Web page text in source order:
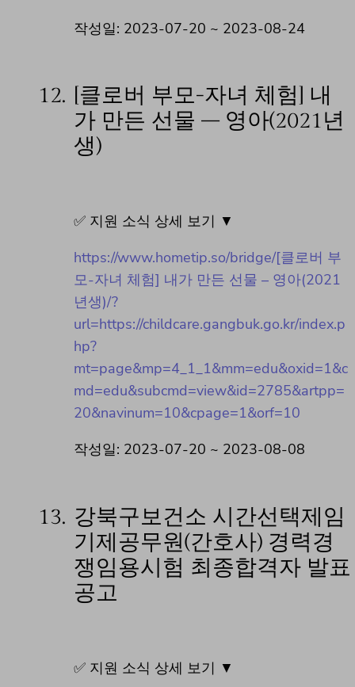
작성일: 2023-07-20 ~ 2023-08-24
12.
[클로버 부모-자녀 체험] 내
가 만든 선물 – 영아(2021년
생)
✅ 지원 소식 상세 보기 ▼
https://www.hometip.so/bridge/[클로버 부
모-자녀 체험] 내가 만든 선물 – 영아(2021
년생)/?
url=https://childcare.gangbuk.go.kr/index.p
hp?
mt=page&mp=4_1_1&mm=edu&oxid=1&c
md=edu&subcmd=view&id=2785&artpp=
20&navinum=10&cpage=1&orf=10
작성일: 2023-07-20 ~ 2023-08-08
13. 강북구보건소 시간선택제임
기제공무원(간호사) 경력경
쟁임용시험 최종합격자 발표
공고
✅ 지원 소식 상세 보기 ▼